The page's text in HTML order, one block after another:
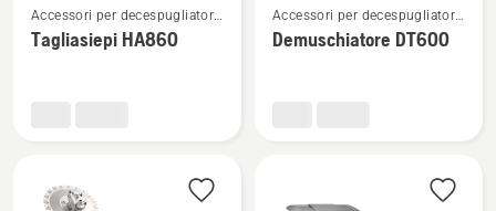
maggiori
dettagli
Accessori per decespugliatori
multifunzione
Tagliasiepi HA860
maggiori
dettagli
Accessori per decespugliatori
multifunzione
Demuschiatore DT600